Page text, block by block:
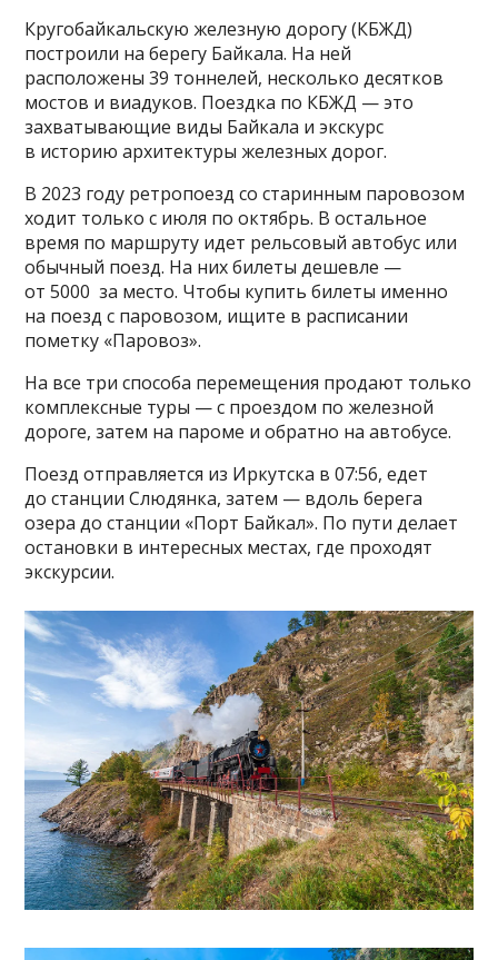
Кругобайкальскую железную дорогу (КБЖД)
построили на берегу Байкала. На ней
расположены 39 тоннелей, несколько десятков
мостов и виадуков. Поездка по КБЖД — это
захватывающие виды Байкала и экскурс
в историю архитектуры железных дорог.
В 2023 году ретропоезд со старинным паровозом
ходит только с июля по октябрь. В остальное
время по маршруту идет рельсовый автобус или
обычный поезд. На них билеты дешевле —
от 5000 за место. Чтобы купить билеты именно
на поезд с паровозом, ищите в расписании
пометку «Паровоз».
На все три способа перемещения продают только
комплексные туры — с проездом по железной
дороге, затем на пароме и обратно на автобусе.
Поезд отправляется из Иркутска в 07:56, едет
до станции Слюдянка, затем — вдоль берега
озера до станции «Порт Байкал». По пути делает
остановки в интересных местах, где проходят
экскурсии.